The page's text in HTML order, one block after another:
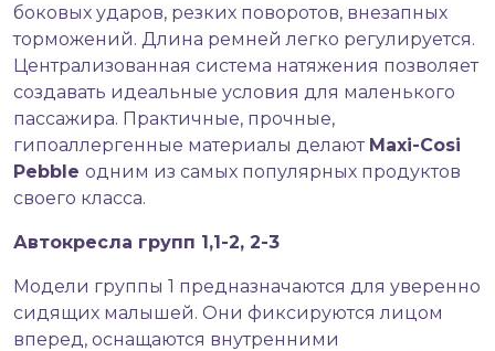
боковых ударов, резких поворотов, внезапных
торможений. Длина ремней легко регулируется.
Централизованная система натяжения позволяет
создавать идеальные условия для маленького
пассажира. Практичные, прочные,
гипоаллергенные материалы делают Maxi-Cosi
Pebble одним из самых популярных продуктов
своего класса.
Автокресла групп 1,1-2, 2-3
Модели группы 1 предназначаются для уверенно
сидящих малышей. Они фиксируются лицом
вперед, оснащаются внутренними